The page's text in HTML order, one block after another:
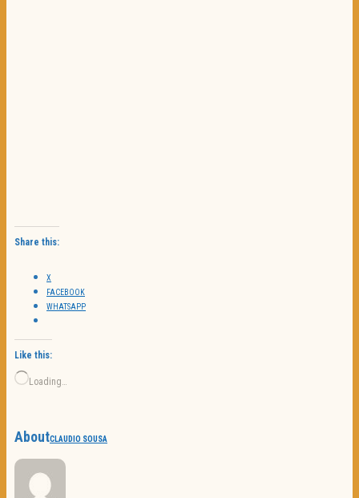
Share this:
X
FACEBOOK
WHATSAPP
Like this:
Loading…
AboutCLAUDIO SOUSA